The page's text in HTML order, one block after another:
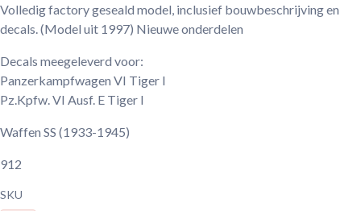
Volledig factory geseald model, inclusief bouwbeschrijving en
decals. (Model uit 1997) Nieuwe onderdelen
Decals meegeleverd voor:
Panzerkampfwagen VI Tiger I
Pz.Kpfw. VI Ausf. E Tiger I
Waffen SS (1933-1945)
912
SKU